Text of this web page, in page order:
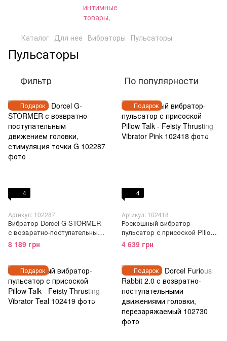
Каталог Для нее Вибраторы Пульсаторы
Пульсаторы
Фильтр По популярности
Подарок
4
Артикул: 102287
Вибратор Dorcel G-STORMER
с возвратно-поступательным
движением головки,
стимуляция точки G
8 189 грн
Подарок
4
Артикул: 102418
Роскошный вибратор-
пульсатор с присоской Pillow
Talk - Feisty Thrusting Vibrator
Pink
4 639 грн
Подарок Подарок